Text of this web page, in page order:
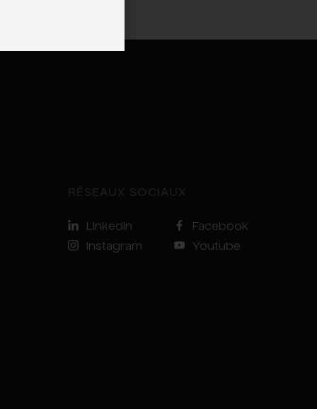
LinkedIn
Facebook
Instagram
Youtube